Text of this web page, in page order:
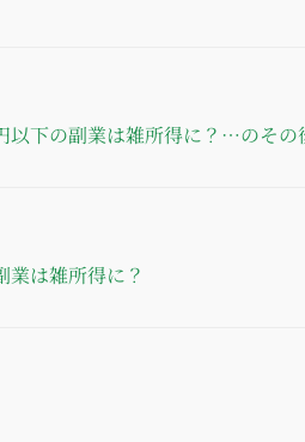
以下の副業は雑所得に？…のその
は雑所得に？